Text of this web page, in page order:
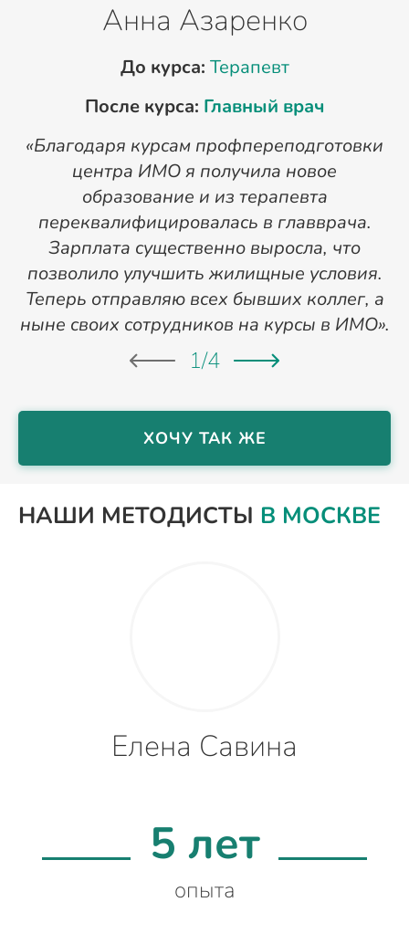
Анна Азаренко
До курса: Терапевт
После курса: Главный врач
«Благодаря курсам профпереподготовки
центра ИМО я получила новое
образование и из терапевта
переквалифицировалась в главврача.
Зарплата существенно выросла, что
позволило улучшить жилищные условия.
Теперь отправляю всех бывших коллег, а
ныне своих сотрудников на курсы в ИМО».
1/4
ХОЧУ ТАК ЖЕ
НАШИ МЕТОДИСТЫ В МОСКВЕ
Елена Савина
5 лет
опыта